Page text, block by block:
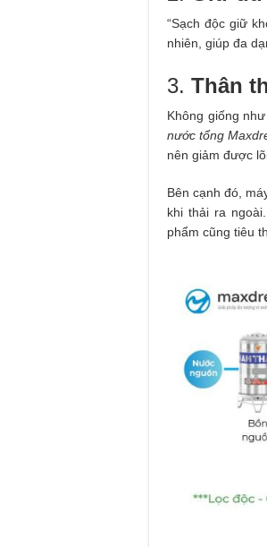
“Sạch độc giữ
nhiên, giúp đa
3. Thân
Không giống
nước tổng
nên giảm được
Bên cạnh đó,
khi thải ra
phẩm cũng tiêu